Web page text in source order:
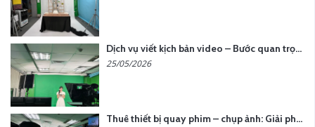
Dịch vụ viết kịch bản video – Bước quan trọng quyết định thành công nội dung
25/05/2026
Thuê thiết bị quay phim – chụp ảnh: Giải pháp tối ưu chi phí cho doanh nghiệp